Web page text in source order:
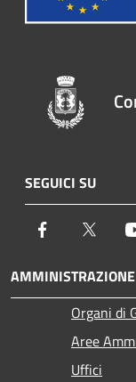
SEGUICI SU
Facebook
AMMINISTRAZIONE
Organi di
Aree
Uffici